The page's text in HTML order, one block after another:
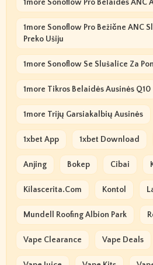
1more Sonoflow Pro Belaidės ANC
1more Sonoflow Pro Bežične ANC
Preko Ušiju
1more Sonoflow Se Slušalice Za
1more Tikros Belaidės Ausinės Q10
1more Trijų Garsiakalbių Ausinės
1xbet App 1xbet Download
Anjing Bokep Cibai
Kilascerita.com Kontol
Mundell Roofing Albion Park
Vape Clearance Vape Deals